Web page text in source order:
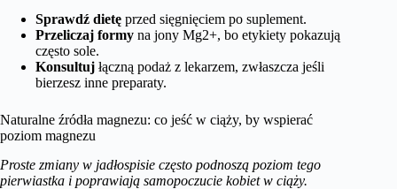
Sprawdź dietę przed sięgnięciem po suplement.
Przeliczaj formy na jony Mg2+, bo etykiety pokazują
często sole.
Konsultuj łączną podaż z lekarzem, zwłaszcza jeśli
bierzesz inne preparaty.
Naturalne źródła magnezu: co jeść w ciąży, by wspierać
poziom magnezu
Proste zmiany w jadłospisie często podnoszą poziom tego
pierwiastka i poprawiają samopoczucie kobiet w ciąży.